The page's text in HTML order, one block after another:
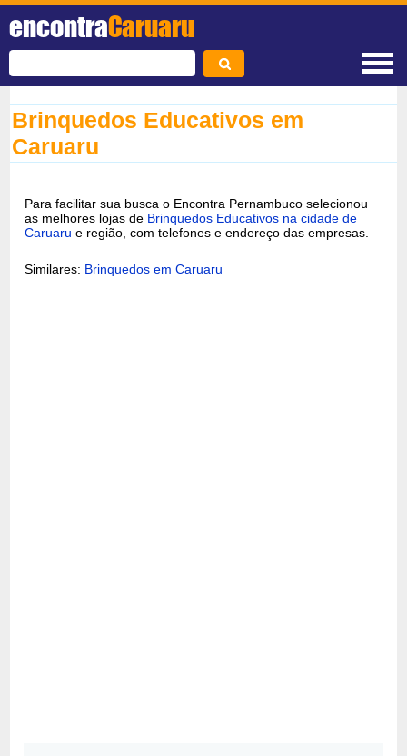
encontraCaruaru
Brinquedos Educativos em
Caruaru
Para facilitar sua busca o Encontra Pernambuco selecionou
as melhores lojas de Brinquedos Educativos na cidade de
Caruaru e região, com telefones e endereço das empresas.
Similares: Brinquedos em Caruaru